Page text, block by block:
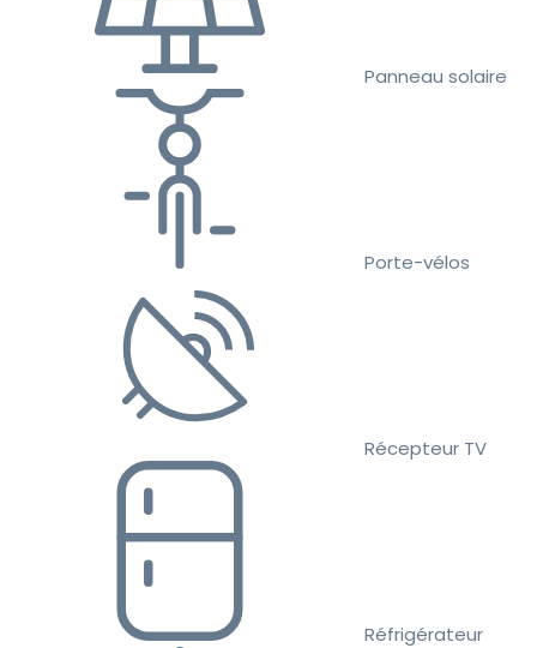
Panneau solaire
Porte-vélos
Récepteur TV
Réfrigérateur